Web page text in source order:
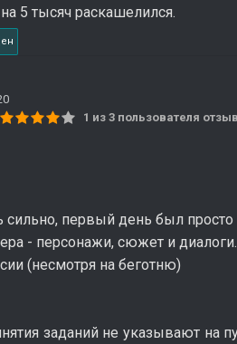
5 тысяч раскашелился.
1 из 3 пользователя
сильно, первый день был
- персонажи, сюжет и диалоги.
(несмотря на беготню)
заданий не указывают на